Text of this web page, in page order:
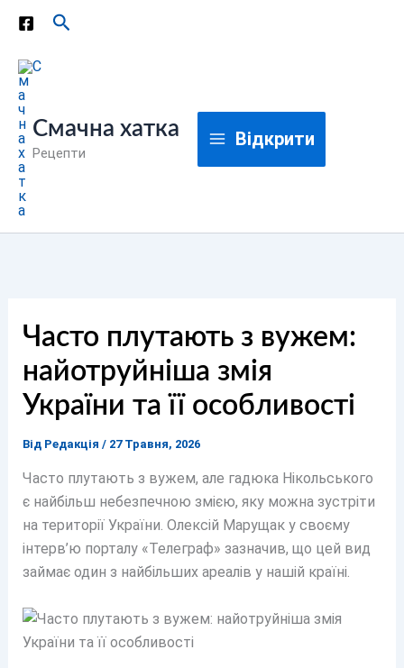
Перейти
вмісту
Пошук
Смачна хатка
Рецепти
Відкрити
Часто плутають з вужем:
найотруйніша змія
України та її особливості
Від Редакція / 27 Травня, 2026
Часто плутають з вужем, але гадюка Нікольського
є найбільш небезпечною змією, яку можна зустріти
на території України. Олексій Марущак у своєму
інтерв’ю порталу «Телеграф» зазначив, що цей вид
займає один з найбільших ареалів у нашій країні.